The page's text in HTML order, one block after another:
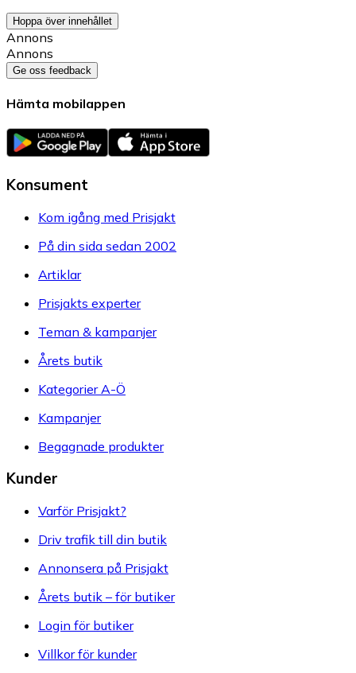
Hoppa över innehållet
Annons
Annons
Ge oss feedback
Hämta mobilappen
Konsument
Kom igång med Prisjakt
På din sida sedan 2002
Artiklar
Prisjakts experter
Teman & kampanjer
Årets butik
Kategorier A-Ö
Kampanjer
Begagnade produkter
Kunder
Varför Prisjakt?
Driv trafik till din butik
Annonsera på Prisjakt
Årets butik – för butiker
Login för butiker
Villkor för kunder